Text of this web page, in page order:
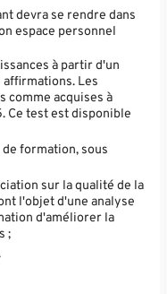
devra se rendre dans
espace personnel
à partir d'un
Les
comme acquises à
Ce test est disponible
formation, sous
sur la qualité de la
l'objet d'une analyse
d'améliorer la
;